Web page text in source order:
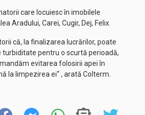
care locuiesc în imobilele
Aradului, Carei, Cugir, Dej, Felix.
că, la finalizarea lucrărilor, poate
pentru o scurtă perioadă,
evitarea folosirii apei în
la limpezirea ei“ , arată Colterm.